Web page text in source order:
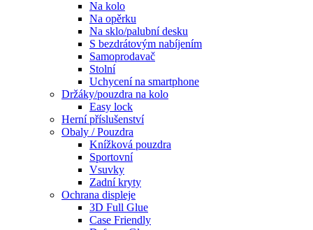
Na kolo
Na opěrku
Na sklo/palubní desku
S bezdrátovým nabíjením
Samoprodavač
Stolní
Uchycení na smartphone
Držáky/pouzdra na kolo
Easy lock
Herní příslušenství
Obaly / Pouzdra
Knížková pouzdra
Sportovní
Vsuvky
Zadní kryty
Ochrana displeje
3D Full Glue
Case Friendly